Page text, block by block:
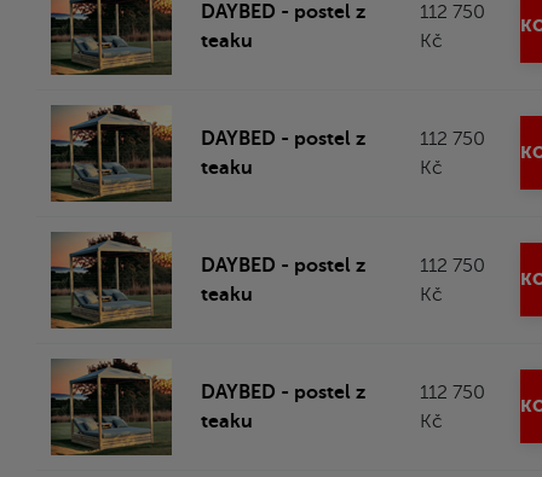
DAYBED - postel z
teaku
112 750
Kč
DAYBED - postel z
teaku
112 750
Kč
DAYBED - postel z
teaku
112 750
Kč
DAYBED - postel z
teaku
112 750
Kč